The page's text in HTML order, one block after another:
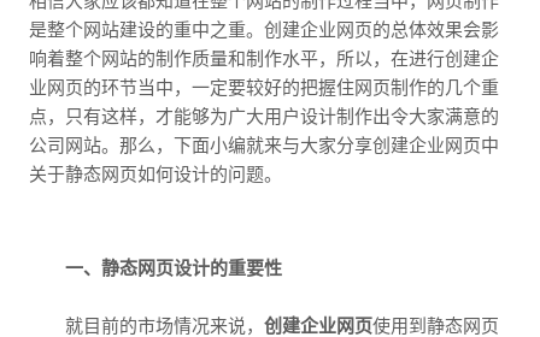
是整个网站建设的重中之重。创建企业网页的总体效果会影
响着整个网站的制作质量和制作水平，所以，在进行创建企
业网页的环节当中，一定要较好的把握住网页制作的几个重
点，只有这样，才能够为广大用户设计制作出令大家满意的
公司网站。那么，下面小编就来与大家分享创建企业网页中
关于静态网页如何设计的问题。
一、静态网页设计的重要性
就目前的市场情况来说， 创建企业网页使用到静态网页